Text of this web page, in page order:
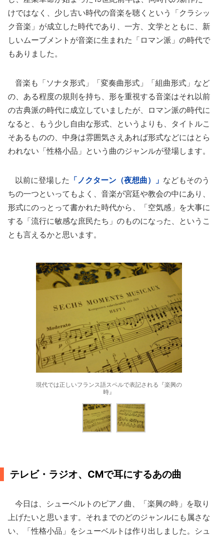
けではなく、少し古い時代の音楽を聴くという「クラシッ
ク音楽」が成立した時代であり、一方、文学とともに、新
しいムーブメントが音楽に生まれた「ロマン派」の時代で
もありました。
音楽も「ソナタ形式」「変奏曲形式」「組曲形式」など
の、ある程度の規則を持ち、形を重視する音楽はそれ以前
の古典派の時代に成立していましたが、ロマン派の時代に
なると、もう少し自由な形式、というよりも、タイトルこ
そあるものの、中身は雰囲気さえあれば形式などにはとら
われない「性格小品」という曲のジャンルが登場します。
以前に登場した 「ノクターン（夜想曲）」 などもそのう
ちの一つといってもよく、音楽が宮廷や教会の中にあり、
形式にのっとって書かれた時代から、「空気感」を大事に
する「流行に敏感な庶民たち」のものになった、というこ
とも言えるかと思います。
現代では正しいフランス語スペルで表記される『楽興の
時』
テレビ・ラジオ、CMで耳にするあの曲
今日は、シューベルトのピアノ曲、「楽興の時」を取り
上げたいと思います。それまでのどのジャンルにも属さな
い、「性格小品」をシューベルトは作り出しました。シュ